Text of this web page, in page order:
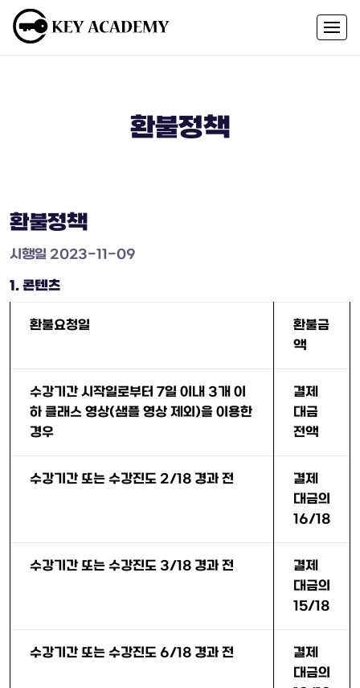
환불정책
환불정책
시행일 2023-11-09
1. 콘텐츠
환불요청일
환불금
액
수강기간 시작일로부터 7일 이내 3개 이
하 클래스 영상(샘플 영상 제외)을 이용한
경우
결제
대금
전액
수강기간 또는 수강진도 2/18 경과 전
결제
대금의
16/18
수강기간 또는 수강진도 3/18 경과 전
결제
대금의
15/18
수강기간 또는 수강진도 6/18 경과 전
결제
대금의